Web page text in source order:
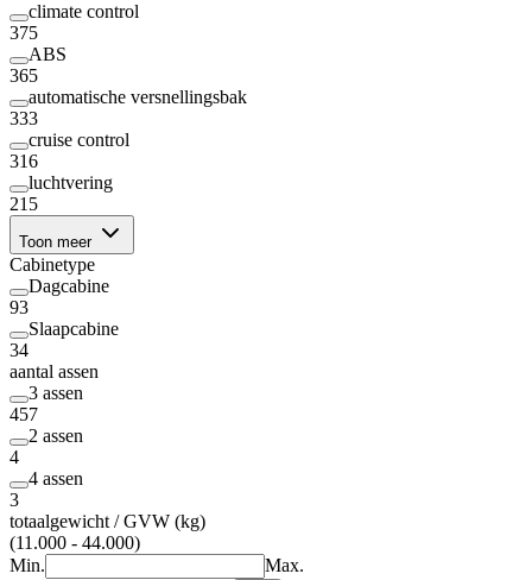
climate control
375
ABS
365
automatische versnellingsbak
333
cruise control
316
luchtvering
215
Toon meer
Cabinetype
Dagcabine
93
Slaapcabine
34
aantal assen
3 assen
457
2 assen
4
4 assen
3
totaalgewicht / GVW (kg)
(11.000 - 44.000)
Min.
Max.